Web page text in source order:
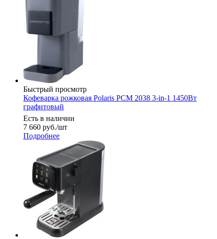
Быстрый просмотр
Кофеварка рожковая Polaris PCM 2038 3-in-1 1450Вт
графитовый
Есть в наличии
7 660 руб./шт
Подробнее